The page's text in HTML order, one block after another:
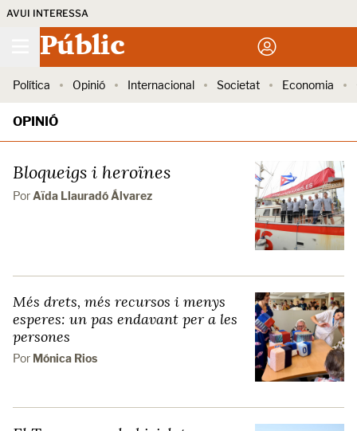
AVUI INTERESSA
Públic
Política Opinió Internacional Societat Economia
OPINIÓ
Bloqueigs i heroïnes
Por Aïda Llauradó Álvarez
Més drets, més recursos i menys
esperes: un pas endavant per a les
persones
Por Mónica Rios